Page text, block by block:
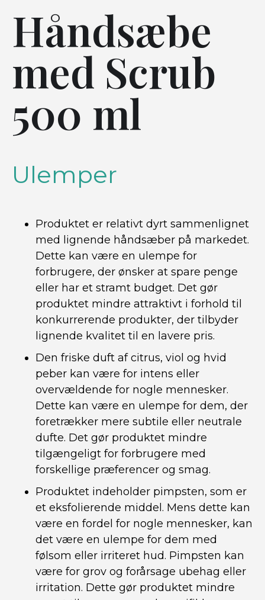
Håndsæbe
med Scrub
500 ml
Ulemper
Produktet er relativt dyrt sammenlignet
med lignende håndsæber på markedet.
Dette kan være en ulempe for
forbrugere, der ønsker at spare penge
eller har et stramt budget. Det gør
produktet mindre attraktivt i forhold til
konkurrerende produkter, der tilbyder
lignende kvalitet til en lavere pris.
Den friske duft af citrus, viol og hvid
peber kan være for intens eller
overvældende for nogle mennesker.
Dette kan være en ulempe for dem, der
foretrækker mere subtile eller neutrale
dufte. Det gør produktet mindre
tilgængeligt for forbrugere med
forskellige præferencer og smag.
Produktet indeholder pimpsten, som er
et eksfolierende middel. Mens dette kan
være en fordel for nogle mennesker, kan
det være en ulempe for dem med
følsom eller irriteret hud. Pimpsten kan
være for grov og forårsage ubehag eller
irritation. Dette gør produktet mindre